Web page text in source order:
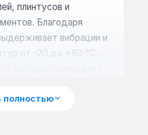
плинтусов и
Благодаря
вибрации и
от -20 до +80 °C.
Внутри помещений
полностью